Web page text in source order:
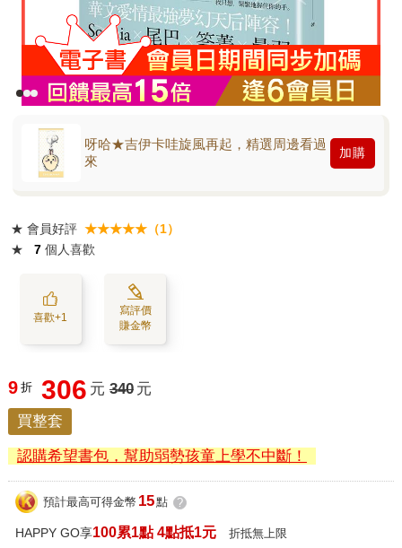
呀哈★吉伊卡哇旋風再起，精選周邊看過
來
加購
★ 會員好評 ★★★★★（1）
★
7 個人喜歡
喜歡+1
寫評價
賺金幣
9 折 306 元 340 元
買整套
認購希望書包，幫助弱勢孩童上學不中斷！
預計最高可得金幣 15點 ?
HAPPY GO享100累1點 4點抵1元 折抵無上限